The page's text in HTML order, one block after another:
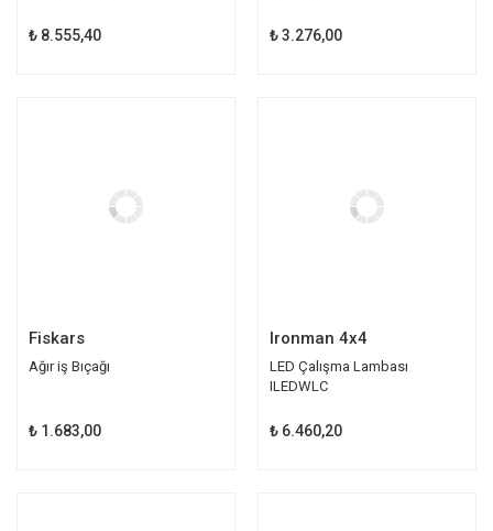
₺ 8.555,40 ₺ 3.276,00
Fiskars
Ağır iş Bıçağı
₺ 1.683,00
Ironman 4x4
LED Çalışma Lambası
ILEDWLC
₺ 6.460,20